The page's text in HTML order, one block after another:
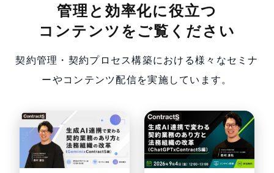
管理と効率化に役立つ
コンテンツをご覧ください
契約管理・契約プロセス構築における様々なセミナ
ーやコンテンツ配信を実施しています。